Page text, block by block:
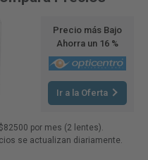
Precio más Bajo
Ahorra un 16 %
Ir a la Oferta
por mes (2 lentes).
se actualizan diariamente.